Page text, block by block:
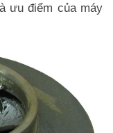
ưu điểm của máy